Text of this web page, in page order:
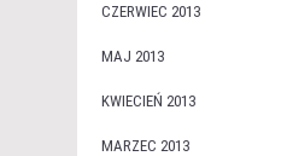
CZERWIEC 2013
MAJ 2013
KWIECIEŃ 2013
MARZEC 2013